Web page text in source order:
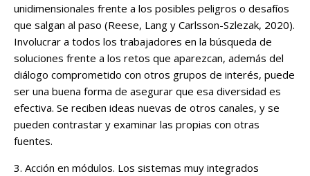
unidimensionales frente a los posibles peligros o desafíos
que salgan al paso (Reese, Lang y Carlsson-Szlezak, 2020).
Involucrar a todos los trabajadores en la búsqueda de
soluciones frente a los retos que aparezcan, además del
diálogo comprometido con otros grupos de interés, puede
ser una buena forma de asegurar que esa diversidad es
efectiva. Se reciben ideas nuevas de otros canales, y se
pueden contrastar y examinar las propias con otras
fuentes.
3. Acción en módulos. Los sistemas muy integrados